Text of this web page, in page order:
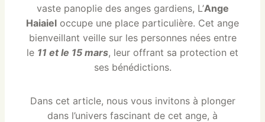
vaste panoplie des anges gardiens, L’Ange
Haiaiel occupe une place particulière. Cet ange
bienveillant veille sur les personnes nées entre
le 11 et le 15 mars, leur offrant sa protection et
ses bénédictions.
Dans cet article, nous vous invitons à plonger
dans l’univers fascinant de cet ange, à